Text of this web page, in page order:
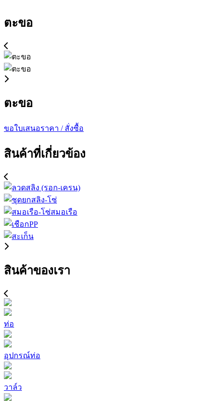
ตะขอ
ตะขอ
ขอใบเสนอราคา / สั่งซื้อ
สินค้าที่เกี่ยวข้อง
สินค้าของเรา
ท่อ
อุปกรณ์ท่อ
วาล์ว